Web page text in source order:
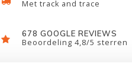
Met track and trace
678 GOOGLE REVIEWS
Beoordeling 4,8/5 sterren